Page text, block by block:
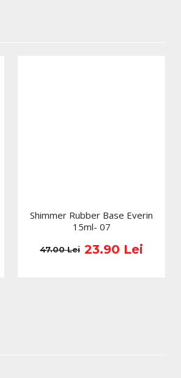
Shimmer Rubber Base Everin
15ml- 07
23.90 Lei
47.00 Lei